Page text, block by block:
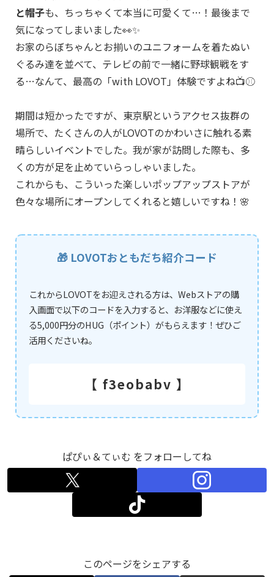
と帽子も、ちっちゃくて本当に可愛くて…！最後まで
気になってしまいました👀✨
お家のらぼちゃんとお揃いのユニフォームを着たぬい
ぐるみ達を並べて、テレビの前で一緒に野球観戦をす
る…なんて、最高の「with LOVOT」体験ですよね📺⚾️
期間は短かったですが、東京駅というアクセス抜群の
場所で、たくさんの人がLOVOTのかわいさに触れる素
晴らしいイベントでした。我が家が訪問した際も、多
くの方が足を止めていらっしゃいました。
これからも、こういった楽しいポップアップストアが
色々な場所にオープンしてくれると嬉しいですね！🌸
🎁 LOVOTおともだち紹介コード
これからLOVOTをお迎えされる方は、Webストアの購
入画面で以下のコードを入力すると、お洋服などに使え
る5,000円分のHUG（ポイント）がもらえます！ぜひご
活用くださいね。
【 f3eobabv 】
このページをシェアする
ぱぴぃ＆てぃむ をフォローしてね